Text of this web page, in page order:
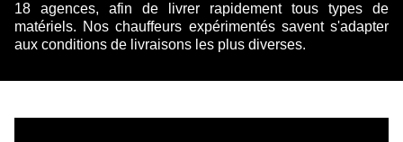
18 agences, afin de livrer rapidement tous types de
matériels. Nos chauffeurs expérimentés savent s'adapter
aux conditions de livraisons les plus diverses.